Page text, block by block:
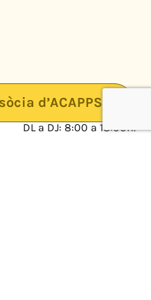
d’ACAPPS
DL a DJ: 8:00 a 18:00h.